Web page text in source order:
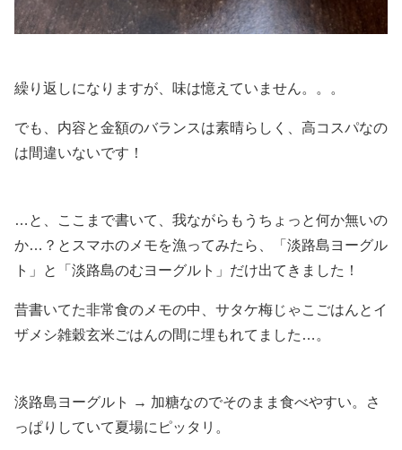
繰り返しになりますが、味は憶えていません。。。
でも、内容と金額のバランスは素晴らしく、高コスパなの
は間違いないです！
…と、ここまで書いて、我ながらもうちょっと何か無いの
か…？とスマホのメモを漁ってみたら、「淡路島ヨーグル
ト」と「淡路島のむヨーグルト」だけ出てきました！
昔書いてた非常食のメモの中、サタケ梅じゃこごはんとイ
ザメシ雑穀玄米ごはんの間に埋もれてました…。
淡路島ヨーグルト → 加糖なのでそのまま食べやすい。さ
っぱりしていて夏場にピッタリ。